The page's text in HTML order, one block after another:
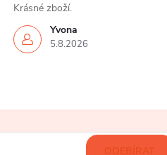
Yvona
5.8.2026
Krásné zboží.
ODEBÍRAT